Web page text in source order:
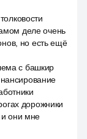
деле очень
но есть ещё
с башкир
дорожники
и они мне